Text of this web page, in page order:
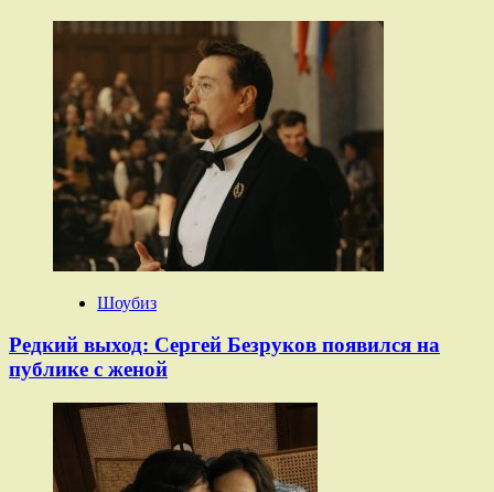
Шоубиз
Редкий выход: Сергей Безруков появился на
публике с женой